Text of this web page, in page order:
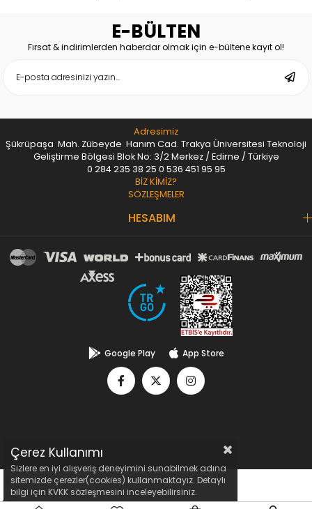
E-BÜLTEN
Fırsat & indirimlerden haberdar olmak için e-bültene kayıt ol!
Adresimiz
Şükrüpaşa Mah. Zübeyde Hanım Cad. Trakya Üniversitesi Teknoloji
Geliştirme Bölgesi Blok No: 3/2 Merkez / Edirne / Türkiye
0 284 235 38 25 0 536 451 95 95
BİZ KİMİZ?
SÖZLEŞMELER
HESABIM
Google Play App Store
4,5
Çerez Kullanımı
Sizlere en iyi alışveriş deneyimini sunabilmek adına
sitemizde çerezler(cookies) kullanmaktayız. Detaylı
bilgi için KVKK sözleşmesini inceleyebilirsiniz.